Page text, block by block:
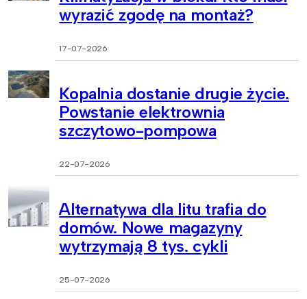
wyrazić zgodę na montaż?
17-07-2026
Kopalnia dostanie drugie życie.
Powstanie elektrownia
szczytowo-pompowa
22-07-2026
Alternatywa dla litu trafia do
domów. Nowe magazyny
wytrzymają 8 tys. cykli
25-07-2026